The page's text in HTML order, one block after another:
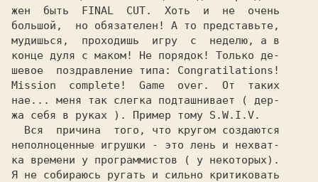
жен  быть  FINAL  CUT.  Хоть  и  не  очень
большой,  но обязателен! А то представьте,
мудишься,  проходишь  игру  с  неделю, а в
конце дуля с маком! Не порядок! Только де-
шевое  поздравление типа: Congratilations!
Mission  complete!  Game  over.  От  таких
нае... меня так слегка подташнивает ( дер-
жа себя в руках ). Пример тому S.W.I.V.
неполноценные игрушки - это лень и нехват-
ка времени у программистов ( у некоторых).
Я не собираюсь ругать и сильно критиковать